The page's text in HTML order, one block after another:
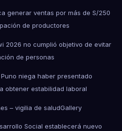
generar ventas por más de S/250
de productores
2026 no cumplió objetivo de evitar
de personas
niega haber presentado
obtener estabilidad laboral
– vigilia de saludGallery
Social establecerá nuevo